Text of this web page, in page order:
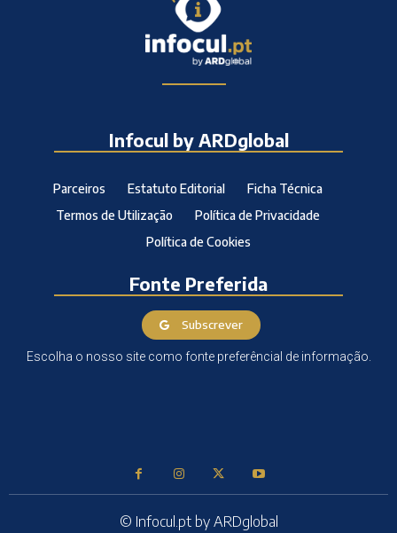
Infocul by ARDglobal
Parceiros Estatuto Editorial
Ficha Técnica
Termos de Utilização
Política de Privacidade
Política de Cookies
Fonte Preferida
Subscrever
Escolha o nosso site como fonte preferêncial de informação.
© Infocul.pt by ARDglobal